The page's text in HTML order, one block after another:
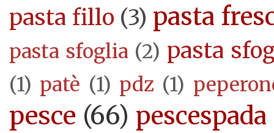
pasta fillo (3) pasta
pasta sfoglia (2) pasta
(1) patè (1) pdz (1)
pesce (66) pescespada